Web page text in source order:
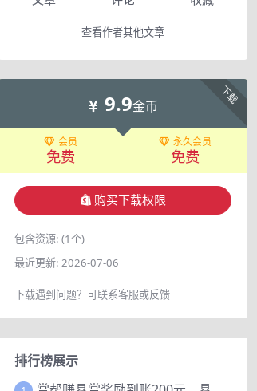
查看作者其他文章
下载
9.9金币
会员
免费
永久会员
免费
购买下载权限
包含资源: (1个)
最近更新: 2026-07-06
下载遇到问题？可联系客服或反馈
排行榜展示